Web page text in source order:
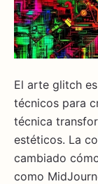
El arte glitch
técnicos para
técnica
estéticos. La
cambiado
como